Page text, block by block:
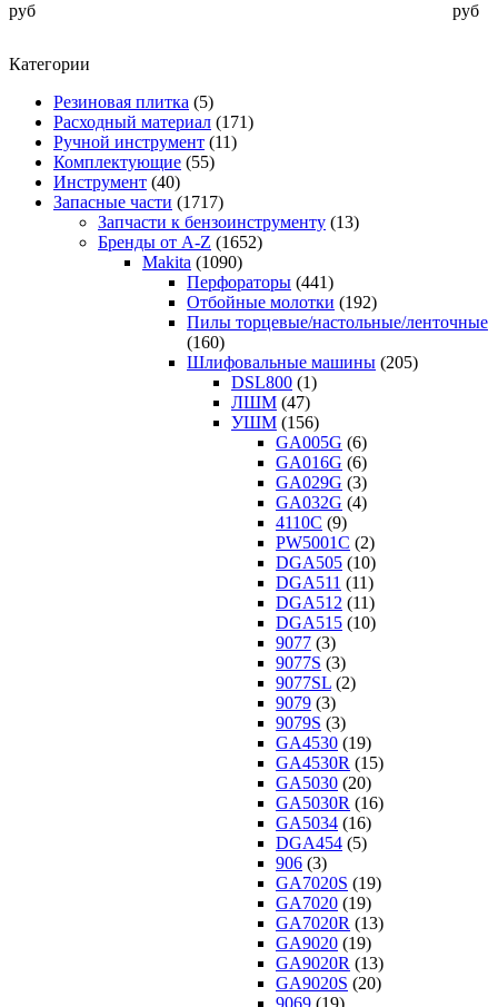
руб руб
Категории
Резиновая плитка (5)
Расходный материал (171)
Ручной инструмент (11)
Комплектующие (55)
Инструмент (40)
Запасные части (1717)
Запчасти к бензоинструменту (13)
Бренды от A-Z (1652)
Makita (1090)
Перфораторы (441)
Отбойные молотки (192)
Пилы торцевые/настольные/ленточные
(160)
Шлифовальные машины (205)
DSL800 (1)
ЛШМ (47)
УШМ (156)
GA005G (6)
GA016G (6)
GA029G (3)
GA032G (4)
4110C (9)
PW5001C (2)
DGA505 (10)
DGA511 (11)
DGA512 (11)
DGA515 (10)
9077 (3)
9077S (3)
9077SL (2)
9079 (3)
9079S (3)
GA4530 (19)
GA4530R (15)
GA5030 (20)
GA5030R (16)
GA5034 (16)
DGA454 (5)
906 (3)
GA7020S (19)
GA7020 (19)
GA7020R (13)
GA9020 (19)
GA9020R (13)
GA9020S (20)